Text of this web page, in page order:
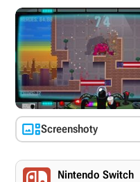
Screenshoty
Nintendo Switch